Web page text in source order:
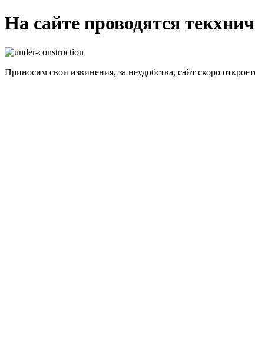
На сайте проводятся
Приносим свои извинения, за неудобства, сайт скоро